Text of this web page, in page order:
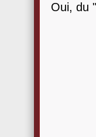
Oui, du